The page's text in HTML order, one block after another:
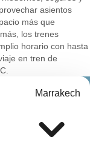
asientos
más que
los trenes
horario con hasta
en tren de
Marrakech